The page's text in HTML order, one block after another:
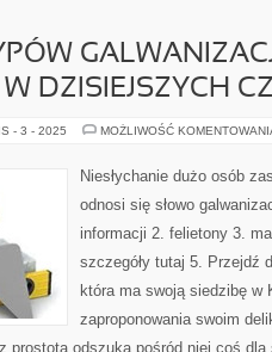
DZISIEJSZYCH
- 3 - 2025 MOŻLIWOŚĆ
Niesłychanie dużo osób
odnosi się słowo
informacji 2. felietony 3.
szczegóły tutaj 5. Przejdź
która ma swoją siedzibę w
zaproponowania swoim
prostotą odszuka pośród niej coś